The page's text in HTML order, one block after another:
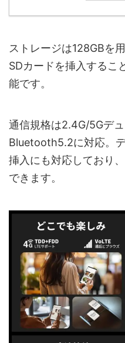
ストレージは128GBを
SDカードを挿入するこ
能です。
通信規格は2.4G/5Gデ
Bluetooth5.2に対応。
挿入にも対応しており
できます。